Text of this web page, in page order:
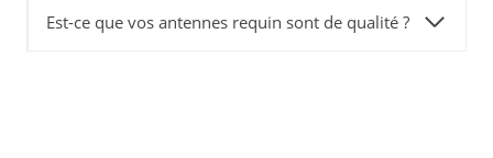
Est-ce que vos antennes requin sont de qualité ?